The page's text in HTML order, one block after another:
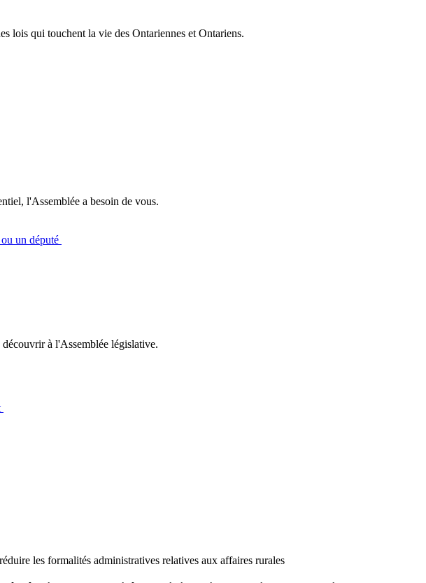
lois qui touchent la vie des Ontariennes et Ontariens.
l'Assemblée a besoin de vous.
un député
à l'Assemblée législative.
les formalités administratives relatives aux affaires rurales